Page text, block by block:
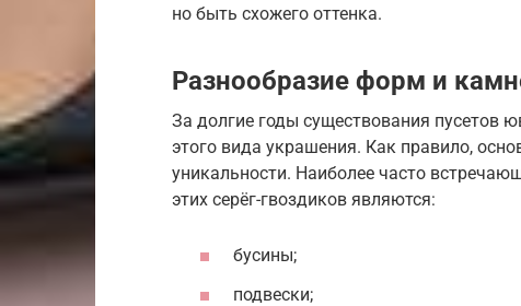
но быть схожего оттенка.
Разнообразие форм и
За долгие годы существования пусетов
этого вида украшения. Как правило,
уникальности. Наиболее часто
этих серёг-гвоздиков являются:
бусины;
подвески;